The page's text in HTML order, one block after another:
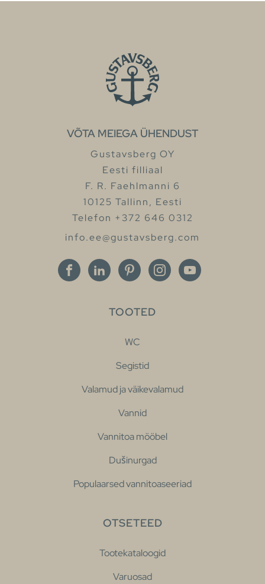
VÕTA MEIEGA ÜHENDUST
Gustavsberg OY
Eesti filliaal
F. R. Faehlmanni 6
10125 Tallinn, Eesti
Telefon +372 646 0312
info.ee@gustavsberg.com
TOOTED
WC
Segistid
Valamud ja väikevalamud
Vannid
Vannitoa mööbel
Dušinurgad
Populaarsed vannitoaseeriad
OTSETEED
Tootekataloogid
Varuosad